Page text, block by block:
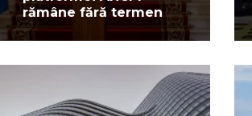
rămâne fără termen